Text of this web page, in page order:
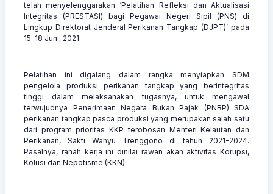
telah menyelenggarakan ‘Pelatihan Refleksi dan Aktualisasi
Integritas (PRESTASI) bagi Pegawai Negeri Sipil (PNS) di
Lingkup Direktorat Jenderal Perikanan Tangkap (DJPT)’ pada
15-18 Juni, 2021.
Pelatihan ini digalang dalam rangka menyiapkan SDM
pengelola produksi perikanan tangkap yang berintegritas
tinggi dalam melaksanakan tugasnya, untuk mengawal
terwujudnya Penerimaan Negara Bukan Pajak (PNBP) SDA
perikanan tangkap pasca produksi yang merupakan salah satu
dari program prioritas KKP terobosan Menteri Kelautan dan
Perikanan, Sakti Wahyu Trenggono di tahun 2021-2024.
Pasalnya, ranah kerja ini dinilai rawan akan aktivitas Korupsi,
Kolusi dan Nepotisme (KKN).